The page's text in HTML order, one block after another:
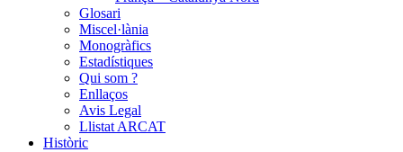
Glosari
Miscel·lània
Monogràfics
Estadístiques
Qui som ?
Enllaços
Avis Legal
Llistat ARCAT
Històric